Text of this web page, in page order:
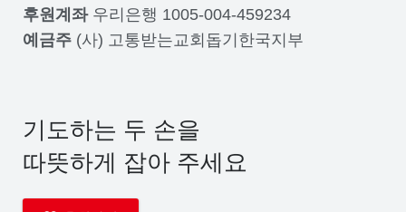
후원계좌우리은행 1005-004-459234
예금주 (사) 고통받는교회돕기한국지부
기도하는 두 손을
따뜻하게 잡아 주세요